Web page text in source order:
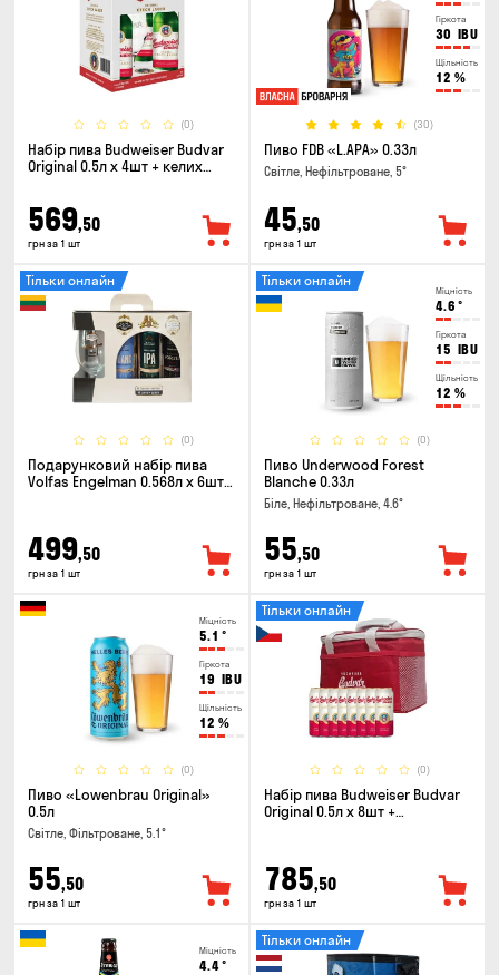
(0)
Набір пива Budweiser Budvar
Original 0.5л х 4шт + келих
569,50
грн за 1 шт
Гіркота
30 IBU
Щільність
12 %
(30)
Пиво FDB «L.APA» 0.33л
Світле, Нефільтроване, 5°
45,50
грн за 1 шт
(0)
Тільки онлайн
Подарунковий набір пива
Volfas Engelman 0.568л x 6шт +
499,50
грн за 1 шт
Міцність
4.6 °
Гіркота
15 IBU
Щільність
12 %
(0)
Тільки онлайн
Пиво Underwood Forest
Blanche 0.33л
Біле, Нефільтроване, 4.6°
55,50
грн за 1 шт
Міцність
5.1 °
Гіркота
19 IBU
Щільність
12 %
(0)
Пиво «Lowenbrau Original»
0.5л
Світле, Фільтроване, 5.1°
55,50
грн за 1 шт
(0)
Тільки онлайн
Набір пива Budweiser Budvar
Original 0.5л х 8шт +
785,50
грн за 1 шт
Міцність
4.4°
Тільки онлайн